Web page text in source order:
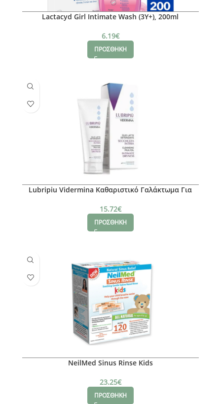
Lactacyd Girl Intimate Wash (3Y+), 200ml
6.19€
ΠΡΟΣΘΗΚΗ
Lubripiu Vidermina Καθαριστικό Γαλάκτωμα Για
15.72€
ΠΡΟΣΘΗΚΗ
NeilMed Sinus Rinse Kids
23.25€
ΠΡΟΣΘΗΚΗ